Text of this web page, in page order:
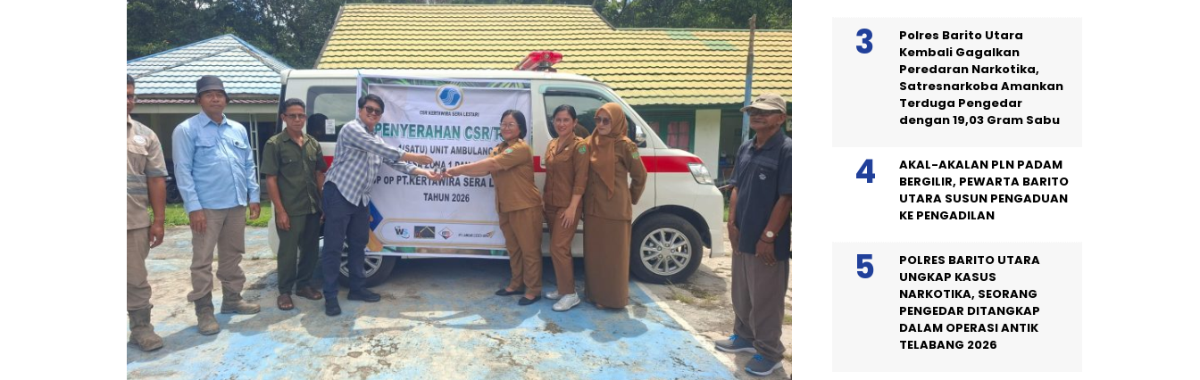
Polres Barito Utara
Kembali Gagalkan
Peredaran Narkotika,
Satresnarkoba Amankan
Terduga Pengedar
dengan 19,03 Gram Sabu
AKAL-AKALAN PLN PADAM
BERGILIR, PEWARTA BARITO
UTARA SUSUN PENGADUAN
KE PENGADILAN
POLRES BARITO UTARA
UNGKAP KASUS
NARKOTIKA, SEORANG
PENGEDAR DITANGKAP
DALAM OPERASI ANTIK
TELABANG 2026